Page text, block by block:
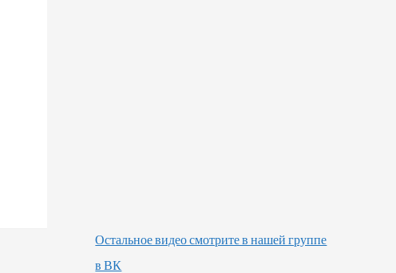
Остальное видео смотрите в нашей группе
в ВК